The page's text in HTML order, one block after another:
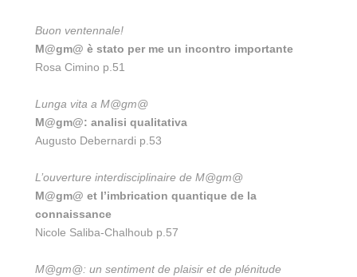
Buon ventennale!
M@gm@ è stato per me un incontro importante
Rosa Cimino p.51
Lunga vita a M@gm@
M@gm@: analisi qualitativa
Augusto Debernardi p.53
L’ouverture interdisciplinaire de M@gm@
M@gm@ et l’imbrication quantique de la
connaissance
Nicole Saliba-Chalhoub p.57
M@gm@: un sentiment de plaisir et de plénitude